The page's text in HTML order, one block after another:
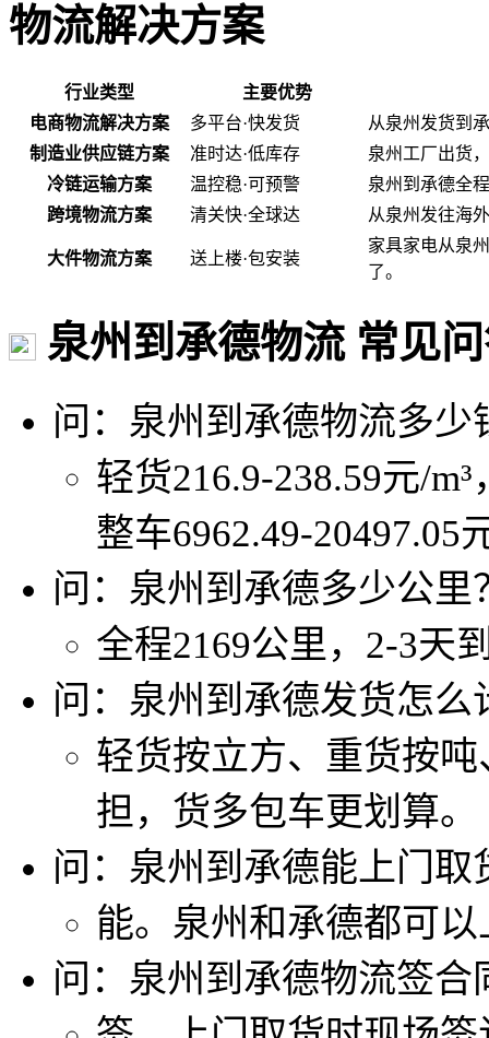
物流解决方案
行业类型
主要优势
电商物流解决方案
多平台·快发货
从泉州发货到
制造业供应链方案
准时达·低库存
泉州工厂出货
冷链运输方案
温控稳·可预警
泉州到承德全
跨境物流方案
清关快·全球达 从泉州发往海
大件物流方案 送上楼·包安装
家具家电从泉
了。
泉州到承德物流 常见
问：泉州到承德物流多少
轻货216.9-238.59元/
整车6962.49-20497.05
问：泉州到承德多少公里
全程2169公里，2-3天
问：泉州到承德发货怎么
轻货按立方、重货按
担，货多包车更划算。
问：泉州到承德能上门取
能。泉州和承德都可
问：泉州到承德物流签合